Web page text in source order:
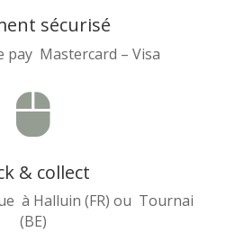
sécurisé
pay Mastercard – Visa

& collect
à Halluin (FR) ou Tournai
(BE)